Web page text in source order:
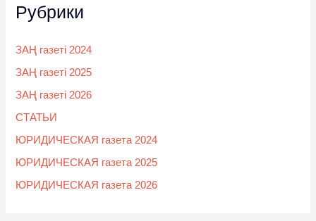
Рубрики
ЗАҢ газеті 2024
ЗАҢ газеті 2025
ЗАҢ газеті 2026
СТАТЬИ
ЮРИДИЧЕСКАЯ газета 2024
ЮРИДИЧЕСКАЯ газета 2025
ЮРИДИЧЕСКАЯ газета 2026